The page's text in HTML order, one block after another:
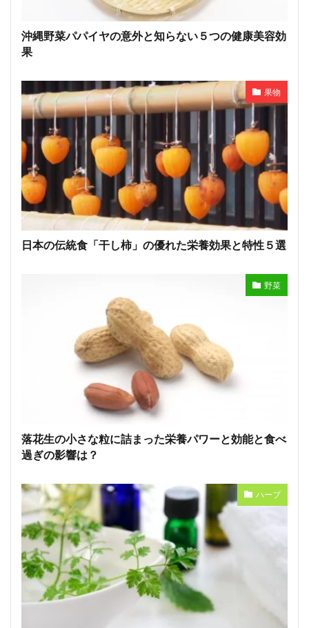
沖縄野菜パパイヤの意外と知らない５つの健康美容効
果
果物
日本の伝統食「干し柿」の優れた栄養効果と特性５選
野菜
落花生の小さな粒に詰まった栄養パワーと効能と食べ
過ぎの影響は？
ハーブ